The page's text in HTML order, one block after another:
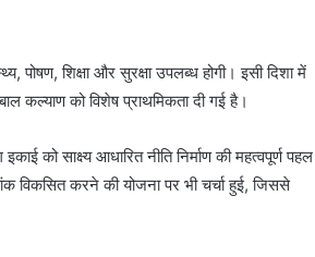
पोषण, शिक्षा और सुरक्षा उपलब्ध होगी। इसी दिशा में
कल्याण को विशेष प्राथमिकता दी गई है।
को साक्ष्य आधारित नीति निर्माण की महत्वपूर्ण पहल
विकसित करने की योजना पर भी चर्चा हुई, जिससे